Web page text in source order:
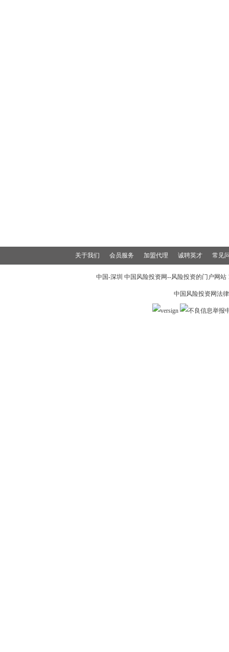
关于我们 会员服务 加盟代理 诚聘英才 常见
中国-深圳 中国风险投资网--风险投资的门户网
中国风险投资网法